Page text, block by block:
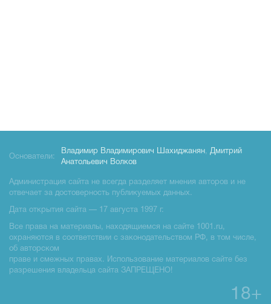
Основатели:
Владимир Владимирович Шахиджанян, Дмитрий
Анатольевич Волков
Администрация сайта не всегда разделяет мнения авторов и не
отвечает за достоверность публикуемых данных.
Дата открытия сайта — 17 августа 1997 г.
Все права на материалы, находящиемся на сайте 1001.ru,
охраняются в соответствии с законодательством РФ, в том числе,
об авторском
праве и смежных правах. Использование материалов сайте без
разрешения владельца сайта ЗАПРЕЩЕНО!
18+